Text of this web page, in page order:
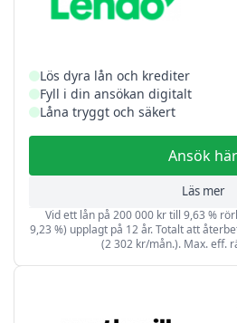
Lös dyra lån och krediter
Fyll i din ansökan digitalt
Låna tryggt och säkert
Ansök här
Läs mer
Vid ett lån på 200 000 kr till 9,63 %
9,23 %) upplagt på 12 år. Totalt att
(2 302 kr/mån.). Max. eff.